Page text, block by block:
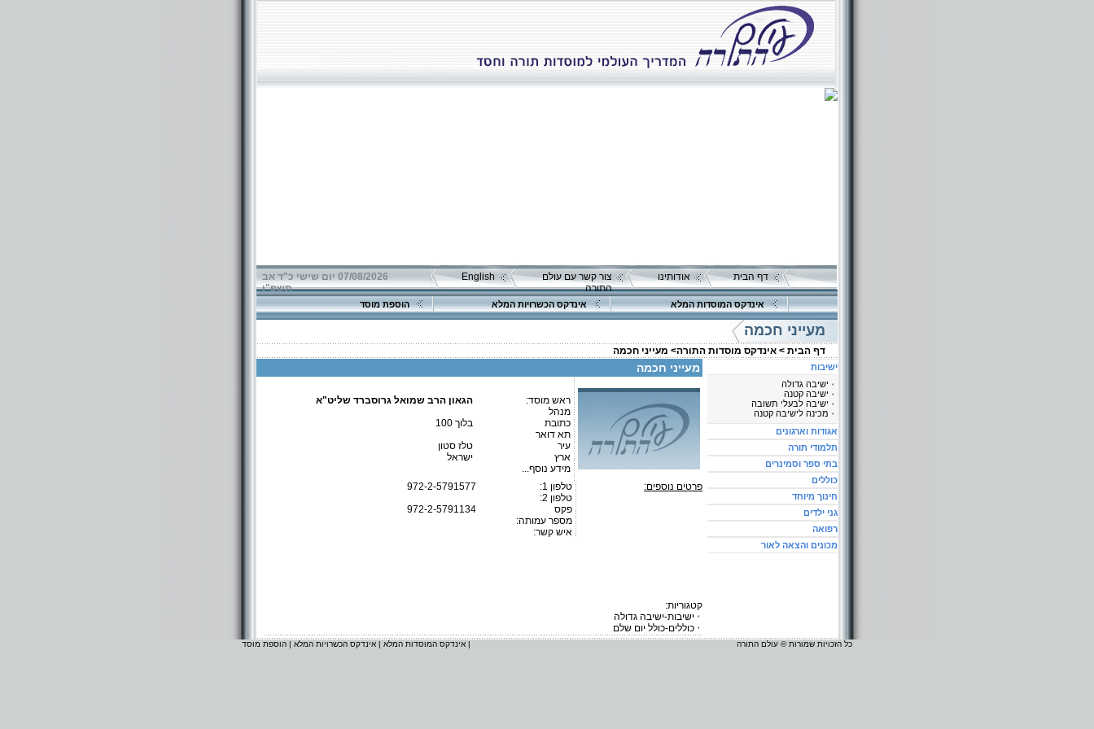
דף הבית אודותינו
צור קשר עם עולם
התורה
English
07/08/2026 יום שישי כ"ד אב
תשפ"ו
אינדקס המוסדות המלא אינדקס הכשרויות המלא הוספת מוסד
מעייני חכמה
דף הבית > אינדקס מוסדות התורה> מעייני חכמה
מעייני חכמה
ראש מוסד:
הגאון הרב שמואל גרוסברד שליט"א
מנהל
כתובת
בלוך 100
תא דואר
עיר
טלז סטון
ארץ
ישראל
מידע נוסף...
פרטים נוספים:
טלפון 1:
טלפון 2:
פקס
מספר עמותה:
איש קשר:
972-2-5791577
972-2-5791134
קטגוריות:
ישיבות-ישיבה גדולה
כוללים-כולל יום שלם
ישיבות
ישיבה גדולה
ישיבה קטנה
ישיבה לבעלי תשובה
מכינה לישיבה קטנה
אגודות וארגונים
תלמודי תורה
בתי ספר וסמינרים
כוללים
חינוך מיוחד
גני ילדים
רפואה
מכונים והצאה לאור
כל הזכויות שמורות © עולם התורה אינדקס המוסדות המלא | אינדקס הכשרויות המלא | הוספת מוסד |